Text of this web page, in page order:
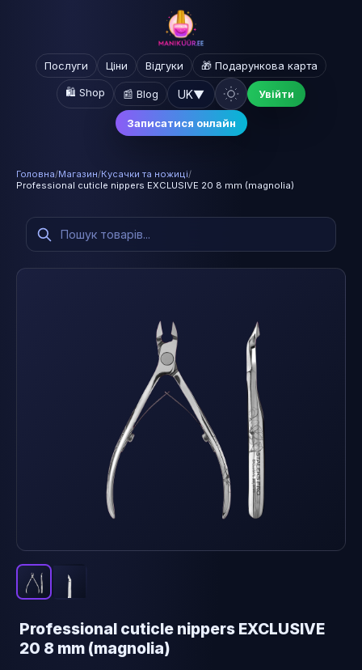
Послуги Ціни Відгуки 🎁 Подарункова карта
🛍️ Shop 📰 Blog UK▼ Увійти
Записатися онлайн
Головна/Магазин/Кусачки та ножиці/
Professional cuticle nippers EXCLUSIVE 20 8 mm (magnolia)
Professional cuticle nippers EXCLUSIVE
20 8 mm (magnolia)